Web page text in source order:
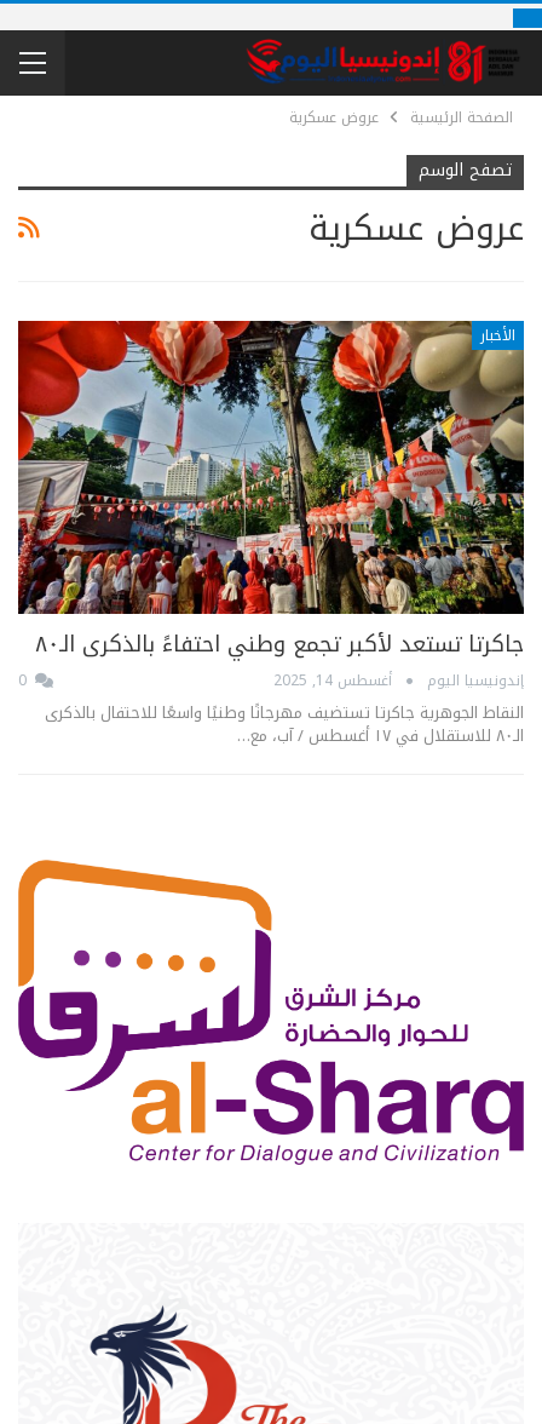
الصفحة الرئيسية عروض عسكرية
تصفح الوسم
عروض عسكرية
الأخبار
جاكرتا تستعد لأكبر تجمع وطني احتفاءً بالذكرى الـ٨٠
إندونيسيا اليوم أغسطس 14, 2025
النقاط الجوهرية جاكرتا تستضيف مهرجانًا وطنيًا واسعًا للاحتفال بالذكرى
الـ٨٠ للاستقلال في ١٧ أغسطس / آب، مع…